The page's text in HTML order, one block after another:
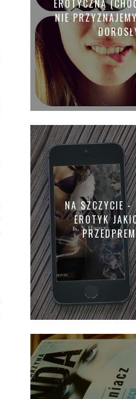
EROTYCZNĄ
NIE
NA SZCZYCIE -
EROTYK